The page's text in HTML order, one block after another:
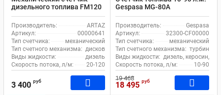
дизельного топлива FM120
Производитель:
ARTAZ
Артикул:
00000641
Тип счетчика:
механический
Тип счетного механизма: дисковой
Виды жидкости:
дизель
Скорость потока, л/м:
20-120
3 400 руб
Gespasa MG-80A
Производитель:
Gespasa
Артикул:
32300-CF00000
Тип счетчика:
механический
Тип счетного механизма: турбина
Виды жидкости: дизель, керосин,
Скорость потока, л/м:
10-90
19 468
18 495 руб